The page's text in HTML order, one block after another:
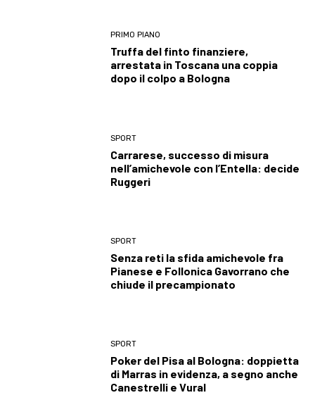
PRIMO PIANO
Truffa del finto finanziere,
arrestata in Toscana una coppia
dopo il colpo a Bologna
SPORT
Carrarese, successo di misura
nell’amichevole con l’Entella: decide
Ruggeri
SPORT
Senza reti la sfida amichevole fra
Pianese e Follonica Gavorrano che
chiude il precampionato
SPORT
Poker del Pisa al Bologna: doppietta
di Marras in evidenza, a segno anche
Canestrelli e Vural